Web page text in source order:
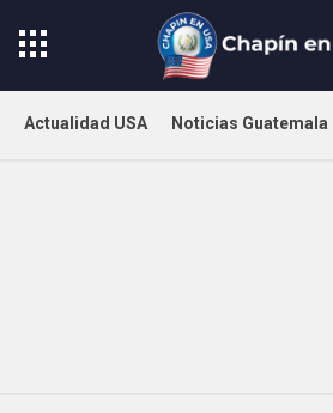
Actualidad USA Noticias Guatemala